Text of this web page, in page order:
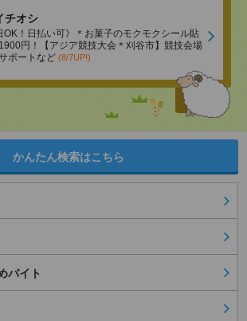
チオシ
OK！日払い可》＊お菓子のモクモクシール貼
円！【アジア競技大会＊刈谷市】競技会場
ポートなど (8/7UP!)
かんたん検索はこちら
バイト